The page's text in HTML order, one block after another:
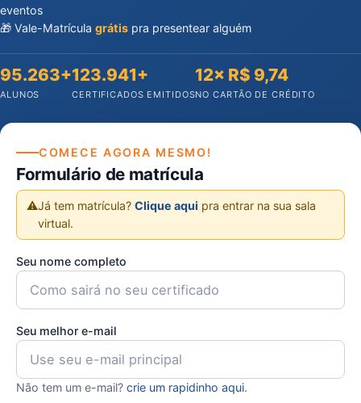
eventos
🎁 Vale-Matrícula grátis pra presentear alguém
95.263+
ALUNOS
123.941+
CERTIFICADOS EMITIDOS
12× R$ 9,74
NO CARTÃO DE CRÉDITO
COMECE AGORA MESMO!
Formulário de matrícula
⚠️Já tem matrícula? Clique aqui pra entrar na sua sala
virtual.
Seu nome completo
Seu melhor e-mail
Não tem um e-mail? crie um rapidinho aqui.